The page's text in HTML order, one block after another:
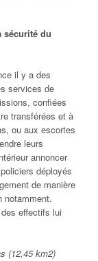
sécurité du
il y a des
services de
confiées
transférées et à
ou aux escortes
leurs
annoncer
déployés
de manière
notamment.
effectifs lui
(12,45 km2)